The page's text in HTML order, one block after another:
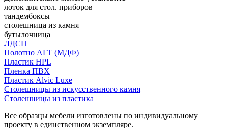
лоток для стол. приборов
тандембоксы
столешница из камня
бутылочница
ЛДСП
Полотно АГТ (МДФ)
Пластик HPL
Пленка ПВХ
Пластик Alvic Luxe
Столешницы из искусственного камня
Столешницы из пластика
Все образцы мебели изготовлены по индивидуальному
проекту в единственном экземпляре.